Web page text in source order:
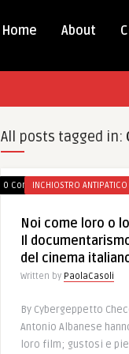
Home About
All posts tagged in:
0 CommentsINCHIOSTRO ANTIPATICO
Noi come loro o
Il
del cinema
Written by PaolaCasoli
By Cybergeppetto
Antonio Albanese
loro film; gustosi e